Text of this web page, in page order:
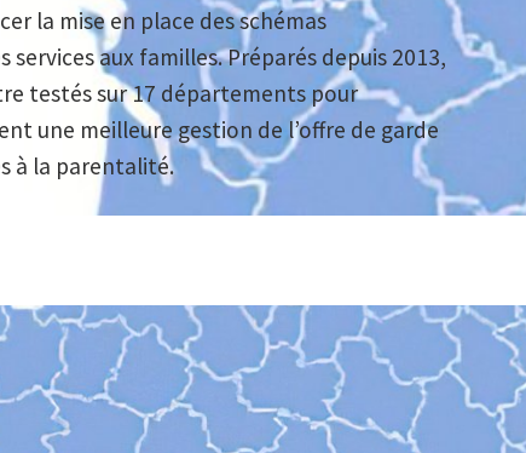
la mise en place des schémas
aux familles. Préparés depuis 2013,
testés sur 17 départements pour
une meilleure gestion de l’offre de garde
à la parentalité.